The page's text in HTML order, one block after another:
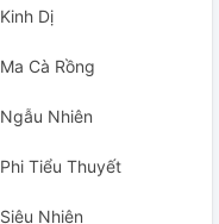
Kinh Dị
Ma Cà Rồng
Ngẫu Nhiên
Phi Tiểu Thuyết
Siêu Nhiên